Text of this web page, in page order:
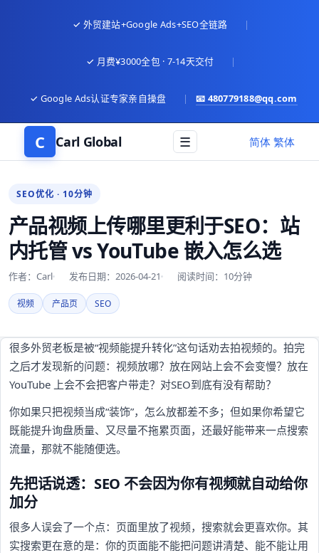
✓ 外贸建站+Google Ads+SEO全链路 |
✓ 月费¥3000全包 · 7-14天交付 |
✓ Google Ads认证专家亲自操盘 | 📧 480779188@qq.com
C Carl Global ☰ 语言
简体 繁体
SEO优化 · 10分钟
产品视频上传哪里更利于SEO：站
内托管 vs YouTube 嵌入怎么选
作者：Carl 发布日期：2026-04-21 阅读时间：10分钟
视频 产品页 SEO
很多外贸老板是被“视频能提升转化”这句话劝去拍视频的。拍完
之后才发现新的问题：视频放哪？放在网站上会不会变慢？放在
YouTube 上会不会把客户带走？对SEO到底有没有帮助？
你如果只把视频当成“装饰”，怎么放都差不多；但如果你希望它
既能提升询盘质量、又尽量不拖累页面，还最好能带来一点搜索
流量，那就不能随便选。
先把话说透：SEO 不会因为你有视频就自动给你
加分
很多人误会了一个点：页面里放了视频，搜索就会更喜欢你。其
实搜索更在意的是：你的页面能不能把问题讲清楚、能不能让用